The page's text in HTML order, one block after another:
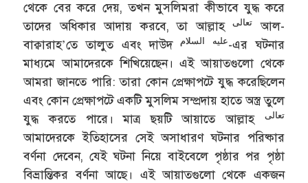
থেকে বের করে দেয়, তখন মুসলিমরা কীভাবে যুদ্ধ করে
তাদের অধিকার আদায় করবে, তা আল্লাহتعالى
আল-
বাক্বারাহ’তে তালুত এবং দাউদعليه السلام-এর ঘটনার
মাধ্যমে আমাদেরকে শিখিয়েছেন। এই আয়াতগুলো থেকে
আমরা জানতে পারি: তারা কোন প্রেক্ষাপটে যুদ্ধ করেছিলেন
এবং কোন প্রেক্ষাপটে একটি মুসলিম সম্প্রদায় হাতে অস্ত্র তুলে
যুদ্ধ করতে পারে। মাত্র ছয়টি আয়াতে আল্লাহ
تعالى
আমাদেরকে ইতিহাসের সেই অসাধারণ ঘটনার পরিষ্কার
বর্ণনা দেবেন, যেই ঘটনা নিয়ে বাইবেলে পৃষ্ঠার পর পৃষ্ঠা
বিভ্রান্তিকর বর্ণনা আছে। এই আয়াতগুলো থেকে একজন